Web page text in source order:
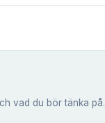
vad du bör tänka på.